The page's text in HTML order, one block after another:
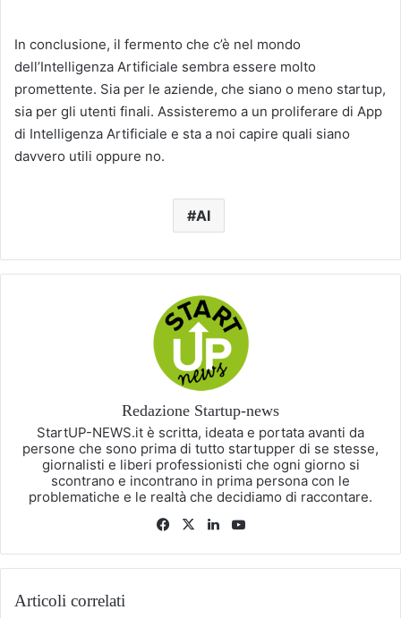
In conclusione, il fermento che c’è nel mondo
dell’Intelligenza Artificiale sembra essere molto
promettente. Sia per le aziende, che siano o meno startup,
sia per gli utenti finali. Assisteremo a un proliferare di App
di Intelligenza Artificiale e sta a noi capire quali siano
davvero utili oppure no.
AI
Redazione Startup-news
StartUP-NEWS.it è scritta, ideata e portata avanti da
persone che sono prima di tutto startupper di se stesse,
giornalisti e liberi professionisti che ogni giorno si
scontrano e incontrano in prima persona con le
problematiche e le realtà che decidiamo di raccontare.
Facebook
X LinkedIn
Articoli correlati